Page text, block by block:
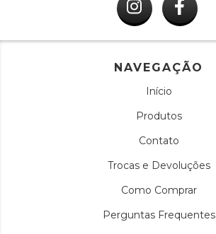
NAVEGAÇÃO
Início
Produtos
Contato
Trocas e Devoluções
Como Comprar
Perguntas Frequentes